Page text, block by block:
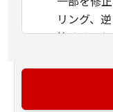
リング、
等するこ
ン株式会
は、本ソ